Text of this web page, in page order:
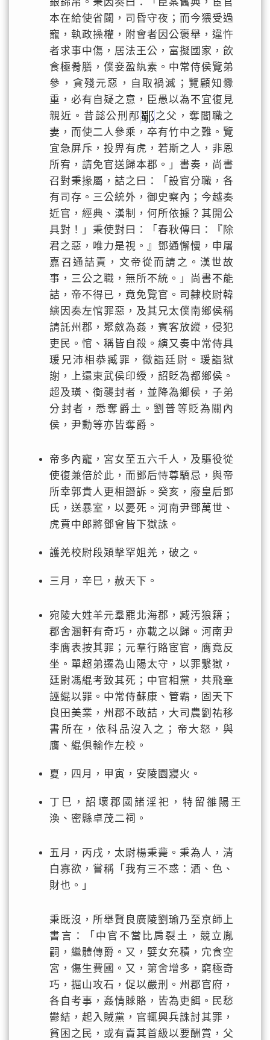
本在給使省闥，司昏守夜；而今猥受過
寵，執政操權，附會者因公褒舉，違忤
者求事中傷，居法王公，富擬國家，飲
食極肴膳，僕妾盈紈素。中常侍侯覽弟
參，貪殘元惡，自取禍滅；覽顧知釁
重，必有自疑之意，臣愚以為不宜復見
親近。昔懿公刑邴
之父，奪閻職之
妻，而使二人參乘，卒有竹中之難。覽
宜急屏斥，投畀有虎，若斯之人，非恩
所宥，請免官送歸本郡。」書奏，尚書
召對秉掾屬，詰之曰：「設官分職，各
有司存。三公統外，御史察內；今越奏
近官，經典、漢制，何所依據？其開公
具對！」秉使對曰：「春秋傳曰：『除
君之惡，唯力是視。』鄧通懈慢，申屠
嘉召通詰責，文帝從而請之。漢世故
事，三公之職，無所不統。」尚書不能
詰，帝不得已，竟免覽官。司隸校尉韓
縯因奏左悺罪惡，及其兄太僕南鄉侯稱
請託州郡，聚斂為姦，賓客放縱，侵犯
吏民。悺、稱皆自殺。縯又奏中常侍具
瑗兄沛相恭臧罪，徵詣廷尉。瑗詣獄
謝，上還東武侯印綬，詔貶為都鄉侯。
超及璜、衡襲封者，並降為鄉侯，子弟
分封者，悉奪爵土。劉普等貶為關內
侯，尹勳等亦皆奪爵。
帝多內寵，宮女至五六千人，及驅役從
使復兼倍於此，而鄧后恃尊驕忌，與帝
所幸郭貴人更相譖訴。癸亥，廢皇后鄧
氏，送暴室，以憂死。河南尹鄧萬世、
虎賁中郎將鄧會皆下獄誅。
護羌校尉段熲擊罕姐羌，破之。
三月，辛巳，赦天下。
宛陵大姓羊元羣罷北海郡，臧汚狼籍；
郡舍溷軒有奇巧，亦載之以歸。河南尹
李膺表按其罪；元羣行賂宦官，膺竟反
坐。單超弟遷為山陽太守，以罪繫獄，
廷尉馮緄考致其死；中官相黨，共飛章
誣緄以罪。中常侍蘇康、管霸，固天下
良田美業，州郡不敢詰，大司農劉祐移
書所在，依科品沒入之；帝大怒，與
膺、緄俱輸作左校。
夏，四月，甲寅，安陵園寢火。
丁巳，詔壞郡國諸淫祀，特留雒陽王
渙、密縣卓茂二祠。
五月，丙戌，太尉楊秉薨。秉為人，清
白寡欲，嘗稱「我有三不惑：酒、色、
財也。」
秉既沒，所舉賢良廣陵劉瑜乃至京師上
書言：「中官不當比肩裂土，競立胤
嗣，繼體傳爵。又，嬖女充積，宂食空
宮，傷生費國。又，第舍增多，窮極奇
巧，掘山攻石，促以嚴刑。州郡官府，
各自考事，姦情賕賂，皆為吏餌。民愁
鬱結，起入賊黨，官輒興兵誅討其罪，
貧困之民，或有賣其首級以要酬賞，父